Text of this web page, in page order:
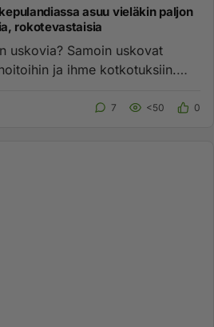
asuu vieläkin paljon
rokotevastaisia
uskovia? Samoin uskovat
ja ihme kotkotuksiin.
7 <50 0